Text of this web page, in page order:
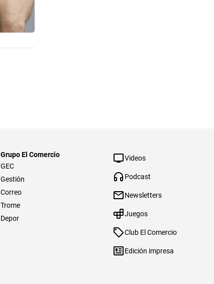
Grupo El Comercio
GEC
Gestión
Correo
Trome
Depor
Videos
Podcast
Newsletters
Juegos
Club El Comercio
Edición impresa